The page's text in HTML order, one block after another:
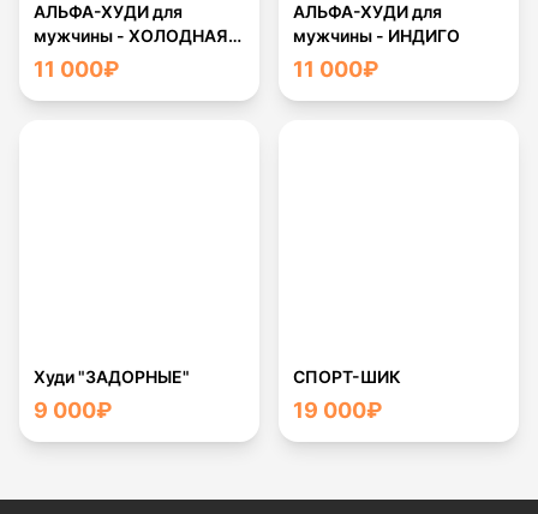
АЛЬФА-ХУДИ для
мужчины - ХОЛОДНАЯ
ВОДА
11 000₽
АЛЬФА-ХУДИ для
мужчины - ИНДИГО
11 000₽
Худи "ЗАДОРНЫЕ"
9 000₽
СПОРТ-ШИК
19 000₽